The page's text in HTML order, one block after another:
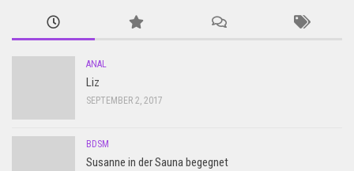
ANAL
Liz
SEPTEMBER 2, 2017
BDSM
Susanne in der Sauna begegnet